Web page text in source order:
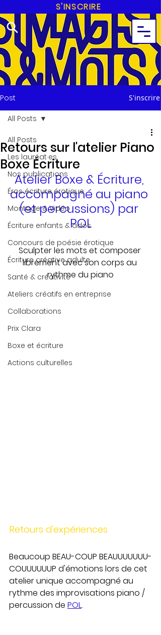
S'INSCRIRE
Post S'inscrire
All Posts
Les lauréat·es
Nos publications
Éros écriture érotique
Montage & Vidéo
Écriture enfants & ados
Concours de poésie érotique
Écriture créative adulte
Santé & créativité
Ateliers créatifs en entreprise
Collaborations
Prix Clara
Boxe et écriture
Actions culturelles
All Posts
Retours sur l'atelier Piano
Boxe Écriture
Atelier Boxe & Écriture,
accompagné au piano
(et percussions) par
POL
Sculpter les mots et composer
librement avec son corps au
rythme du piano
Retours d'expériences
Beaucoup BEAU-COUP BEAUUUUUUU-
COUUUUUUP d'émotions lors de cet
atelier unique accompagné au
rythme des improvisations piano /
percussion de POL.